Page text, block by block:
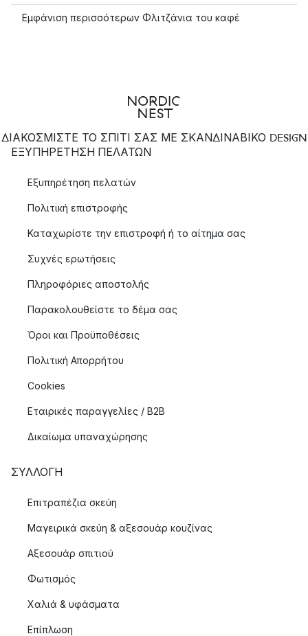
Εμφάνιση περισσότερων Φλιτζάνια του καφέ
ΔΙΑΚΟΣΜΙΣΤΕ ΤΟ ΣΠΙΤΙ ΣΑΣ ΜΕ ΣΚΑΝΔΙΝΑΒΙΚΟ DESIGN
ΕΞΥΠΗΡΈΤΗΣΗ ΠΕΛΑΤΏΝ
Εξυπηρέτηση πελατών
Πολιτική επιστροφής
Καταχωρίστε την επιστροφή ή το αίτημα σας
Συχνές ερωτήσεις
Πληροφόριες αποστολής
Παρακολουθείστε το δέμα σας
Όροι και Προϋποθέσεις
Πολιτική Απορρήτου
Cookies
Εταιρικές παραγγελίες / B2B
Δικαίωμα υπαναχώρησης
ΣΥΛΛΟΓΉ
Επιτραπέζια σκεύη
Μαγειρικά σκεύη & αξεσουάρ κουζίνας
Αξεσουάρ σπιτιού
Φωτισμός
Χαλιά & υφάσματα
Επίπλωση